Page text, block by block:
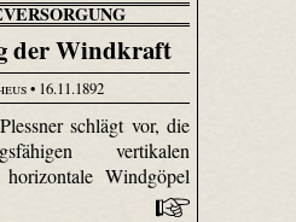
der Windkraft
• 16.11.1892
schlägt vor, die
vertikalen
Windgöpel